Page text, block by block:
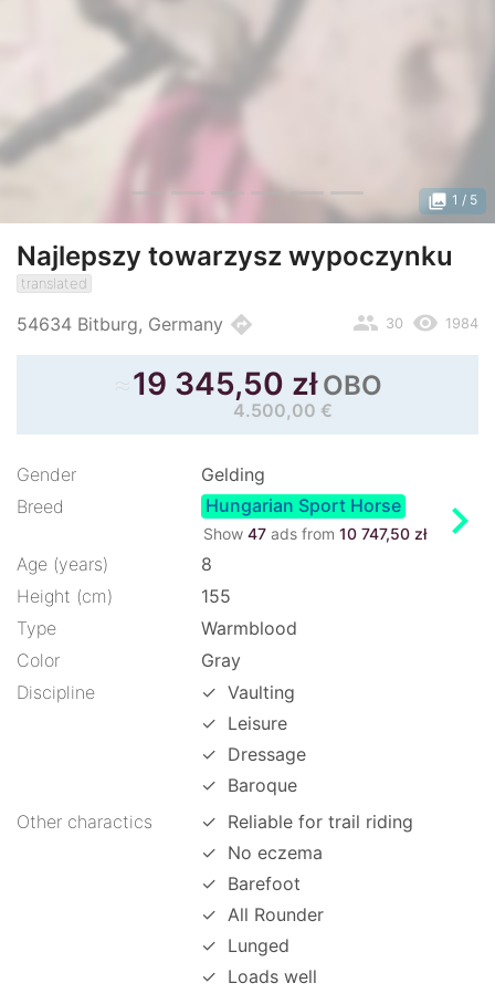
photo_library 1 / 5
Najlepszy towarzysz wypoczynku
translated
54634 Bitburg, Germany directions remove_red_eye 1984
people 30
19 345,50 zł OBO
4.500,00 €
Gender
Gelding
Breed
Hungarian Sport Horse
Show 47 ads from 10 747,50 zł chevron_right
Age (years)
8
Height (cm)
155
Type
Warmblood
Color
Gray
Discipline
✓ Vaulting
✓ Leisure
✓ Dressage
✓ Baroque
Other charactics
✓ Reliable for trail riding
✓ No eczema
✓ Barefoot
✓ All Rounder
✓ Lunged
✓ Loads well